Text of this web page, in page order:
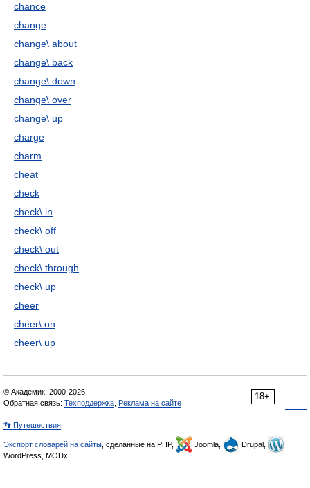
chance
change
change\ about
change\ back
change\ down
change\ over
change\ up
charge
charm
cheat
check
check\ in
check\ off
check\ out
check\ through
check\ up
cheer
cheer\ on
cheer\ up
18+
© Академик, 2000-2026
Обратная связь: Техподдержка Реклама на сайте
👣 Путешествия
Экспорт словарей на сайты , сделанные на PHP, Joomla,
Drupal,
WordPress, MODx.